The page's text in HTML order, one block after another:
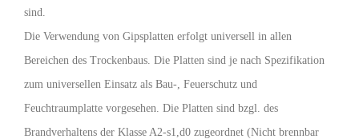
sind.
Die Verwendung von Gipsplatten erfolgt universell in allen
Bereichen des Trockenbaus. Die Platten sind je nach Spezifikation
zum universellen Einsatz als Bau-, Feuerschutz und
Feuchtraumplatte vorgesehen. Die Platten sind bzgl. des
Brandverhaltens der Klasse A2-s1,d0 zugeordnet (Nicht brennbar